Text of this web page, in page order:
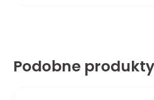
Podobne produkty